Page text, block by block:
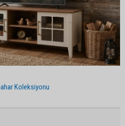
Koleksiyonu